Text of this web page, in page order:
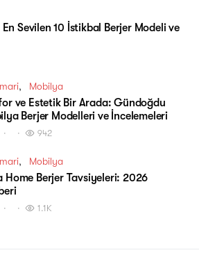
En Sevilen 10 İstikbal Berjer Modeli ve
Mobilya
ve Estetik Bir Arada: Gündoğdu
Berjer Modelleri ve İncelemeleri
942
Mobilya
Home Berjer Tavsiyeleri: 2026
1.1K